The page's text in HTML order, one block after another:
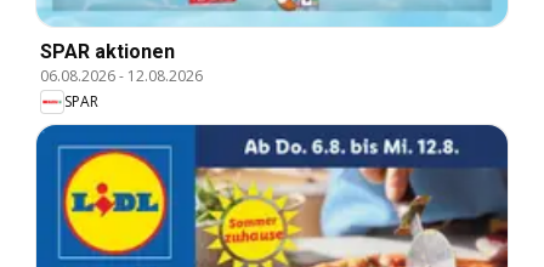
SPAR aktionen
06.08.2026- 12.08.2026
SPAR